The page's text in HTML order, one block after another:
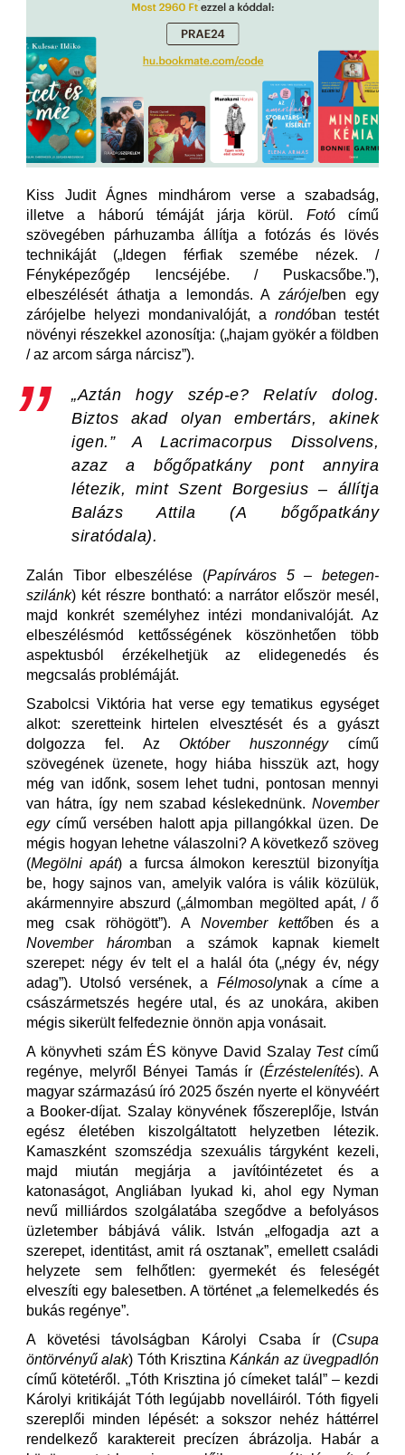
Kiss Judit Ágnes mindhárom verse a szabadság,
illetve a háború témáját járja körül. Fotócímű
szövegében párhuzamba állítja a fotózás és lövés
technikáját („Idegen férfiak szemébe nézek. /
Fényképezőgép lencséjébe. / Puskacsőbe.”),
elbeszélését áthatja a lemondás. Azárójelben egy
zárójelbe helyezi mondanivalóját, a rondóban testét
növényi részekkel azonosítja: („hajam gyökér a földben
/ az arcom sárga nárcisz”).
„Aztán hogy szép-e? Relatív dolog.
Biztos akad olyan embertárs, akinek
igen.” A Lacrimacorpus Dissolvens,
azaz a bőgőpatkány pont annyira
létezik, mint Szent Borgesius – állítja
Balázs Attila (A bőgőpatkány
siratódala).
Zalán Tibor elbeszélése (Papírváros 5 – betegen-
szilánk) két részre bontható: a narrátor először mesél,
majd konkrét személyhez intézi mondanivalóját. Az
elbeszélésmód kettősségének köszönhetően több
aspektusból érzékelhetjük az elidegenedés és
megcsalás problémáját.
Szabolcsi Viktória hat verse egy tematikus egységet
alkot: szeretteink hirtelen elvesztését és a gyászt
dolgozza fel. AzOktóber huszonnégycímű
szövegének üzenete, hogy hiába hisszük azt, hogy
még van időnk, sosem lehet tudni, pontosan mennyi
van hátra, így nem szabad késlekednünk. November
egycímű versében halott apja pillangókkal üzen. De
mégis hogyan lehetne válaszolni? A következő szöveg
(Megölni apát) a furcsa álmokon keresztül bizonyítja
be, hogy sajnos van, amelyik valóra is válik közülük,
akármennyire abszurd („álmomban megölted apát, / ő
meg csak röhögött”). A November kettőben és a
November háromban a számok kapnak kiemelt
szerepet: négy év telt el a halál óta („négy év, négy
adag”). Utolsó versének, a Félmosolynak a címe a
császármetszés hegére utal, és az unokára, akiben
mégis sikerült felfedeznie önnön apja vonásait.
A könyvheti szám ÉS könyve David Szalay Testcímű
regénye, melyről Bényei Tamás ír (Érzéstelenítés). A
magyar származású író 2025 őszén nyerte el könyvéért
a Booker-díjat. Szalay könyvének főszereplője, István
egész életében kiszolgáltatott helyzetben létezik.
Kamaszként szomszédja szexuális tárgyként kezeli,
majd miután megjárja a javítóintézetet és a
katonaságot, Angliában lyukad ki, ahol egy Nyman
nevű milliárdos szolgálatába szegődve a befolyásos
üzletember bábjává válik. István „elfogadja azt a
szerepet, identitást, amit rá osztanak”, emellett családi
helyzete sem felhőtlen: gyermekét és feleségét
elveszíti egy balesetben. A történet „a felemelkedés és
bukás regénye”.
A követési távolságban Károlyi Csaba ír (Csupa
öntörvényű alak) Tóth KrisztinaKánkán az üvegpadlón
című kötetéről. „Tóth Krisztina jó címeket talál” – kezdi
Károlyi kritikáját Tóth legújabb novelláiról. Tóth figyeli
szereplői minden lépését: a sokszor nehéz háttérrel
rendelkező karaktereit precízen ábrázolja. Habár a